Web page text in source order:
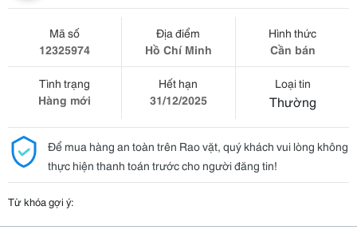
Mã số
12325974
Địa điểm
Hồ Chí Minh
Hình thức
Cần bán
Tình trạng
Hàng mới
Hết hạn
31/12/2025
Loại tin
Thường
Để mua hàng an toàn trên Rao vặt, quý khách vui lòng không
thực hiện thanh toán trước cho người đăng tin!
Từ khóa gợi ý: